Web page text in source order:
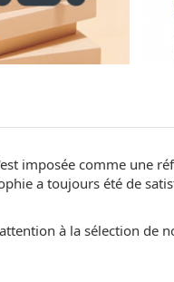
imposée comme une
a toujours été de
à la sélection de